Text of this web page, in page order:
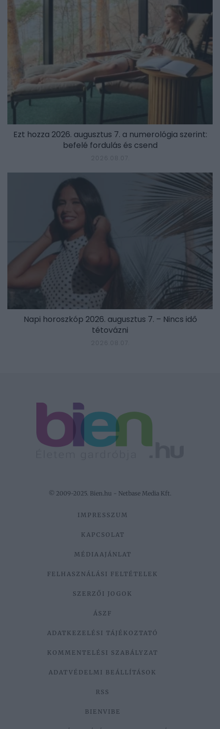
Ezt hozza 2026. augusztus 7. a numerológia szerint:
befelé fordulás és csend
2026.08.07.
Napi horoszkóp 2026. augusztus 7. – Nincs idő
tétovázni
2026.08.07.
© 2009-2025. Bien.hu - Netbase Media Kft.
IMPRESSZUM
KAPCSOLAT
MÉDIAAJÁNLAT
FELHASZNÁLÁSI FELTÉTELEK
SZERZŐI JOGOK
ÁSZF
ADATKEZELÉSI TÁJÉKOZTATÓ
KOMMENTELÉSI SZABÁLYZAT
ADATVÉDELMI BEÁLLÍTÁSOK
RSS
BIENVIBE